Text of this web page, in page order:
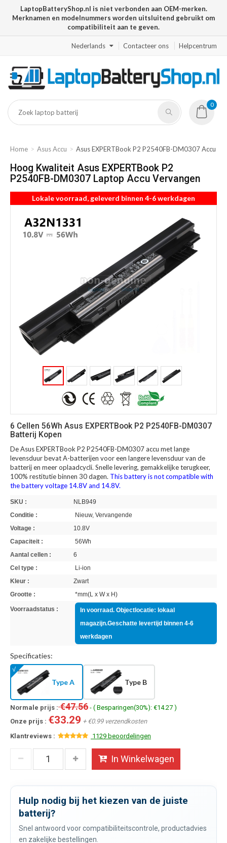
LaptopBatteryShop.nl is niet verbonden aan OEM-merken.
Merknamen en modelnummers worden uitsluitend gebruikt om
compatibiliteit aan te geven.
Nederlands Contacteer ons Helpcentrum
0
Home Asus Accu Asus EXPERTBook P2 P2540FB-DM0307 Accu
Hoog Kwaliteit Asus EXPERTBook P2
P2540FB-DM0307 Laptop Accu Vervangen
Lokale voorraad, geleverd binnen 4-6 werkdagen
6 Cellen 56Wh Asus EXPERTBook P2 P2540FB-DM0307
Batterij Kopen
De Asus EXPERTBook P2 P2540FB-DM0307 accu met lange
levensduur bevat A-batterijen voor een langere levensduur van de
batterij en meer oplaadcycli. Snelle levering, gemakkelijke terugkeer,
100% restitutie binnen 30 dagen. This battery is not compatible with
the battery voltage 14.8V and 14.8V.
SKU :
NLB949
Conditie :
Nieuw, Vervangende
Voltage :
10.8V
Capaciteit :
56Wh
Aantal cellen :
6
Cel type :
Li-ion
Kleur :
Zwart
Grootte :
*mm(L x W x H)
Voorraadstatus :
In voorraad. Objectlocatie: lokaal
magazijn.Geschatte levertijd binnen 4-6
werkdagen
Specificaties:
Type A Type B
Normale prijs :€47.56 - ( Besparingen(30%): €14.27 )
Onze prijs : €33.29 + €0.99 verzendkosten
Klantreviews :
1129 beoordelingen
In Winkelwagen
Hulp nodig bij het kiezen van de juiste
batterij?
Snel antwoord voor compatibiliteitscontrole, productadvies
en zakelijke bestellingen.